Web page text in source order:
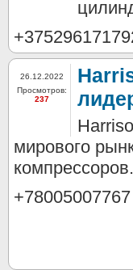
26.12.2022
Просмотров:
237
мирового